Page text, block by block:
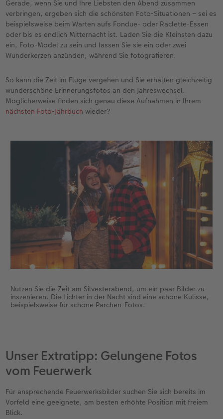
Gerade, wenn Sie und Ihre Liebsten den Abend zusammen
verbringen, ergeben sich die schönsten Foto-Situationen – sei es
beispielsweise beim Warten aufs Fondue- oder Raclette-Essen
oder bis es endlich Mitternacht ist. Laden Sie die Kleinsten dazu
ein, Foto-Model zu sein und lassen Sie sie ein oder zwei
Wunderkerzen anzünden, während Sie fotografieren.
So kann die Zeit im Fluge vergehen und Sie erhalten gleichzeitig
wunderschöne Erinnerungsfotos an den Jahreswechsel.
Möglicherweise finden sich genau diese Aufnahmen in Ihrem
nächsten Foto-Jahrbuch wieder?
Nutzen Sie die Zeit am Silvesterabend, um ein paar Bilder zu
inszenieren. Die Lichter in der Nacht sind eine schöne Kulisse,
beispielsweise für schöne Pärchen-Fotos.
Unser Extratipp: Gelungene Fotos
vom Feuerwerk
Für ansprechende Feuerwerksbilder suchen Sie sich bereits im
Vorfeld eine geeignete, am besten erhöhte Position mit freiem
Blick.